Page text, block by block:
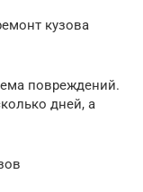
кузова
повреждений.
дней, а